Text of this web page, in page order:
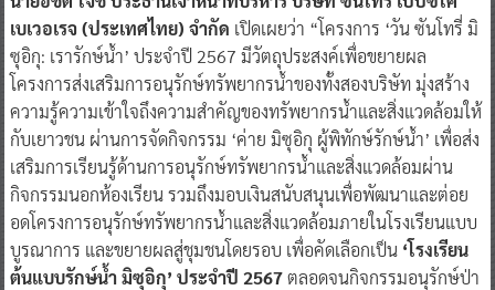
เบเวอเรจ (ประเทศไทย) จำกัด เปิดเผยว่า “โครงการ ‘วัน ซันโทรี่ มิ
ซุอิกุ: เรารักษ์น้ำ’ ประจำปี 2567 มีวัตถุประสงค์เพื่อขยายผล
โครงการส่งเสริมการอนุรักษ์ทรัพยากรน้ำของทั้งสองบริษัท มุ่งสร้าง
ความรู้ความเข้าใจถึงความสำคัญของทรัพยากรน้ำและสิ่งแวดล้อมให้
กับเยาวชน ผ่านการจัดกิจกรรม ‘ค่าย มิซุอิกุ ผู้พิทักษ์รักษ์น้ำ’ เพื่อส่ง
เสริมการเรียนรู้ด้านการอนุรักษ์ทรัพยากรน้ำและสิ่งแวดล้อมผ่าน
กิจกรรมนอกห้องเรียน รวมถึงมอบเงินสนับสนุนเพื่อพัฒนาและต่อย
อดโครงการอนุรักษ์ทรัพยากรน้ำและสิ่งแวดล้อมภายในโรงเรียนแบบ
บูรณาการ และขยายผลสู่ชุมชนโดยรอบ เพื่อคัดเลือกเป็น‘โรงเรียน
ต้นแบบรักษ์น้ำ มิซุอิกุ’ ประจำปี 2567ตลอดจนกิจกรรมอนุรักษ์ป่า